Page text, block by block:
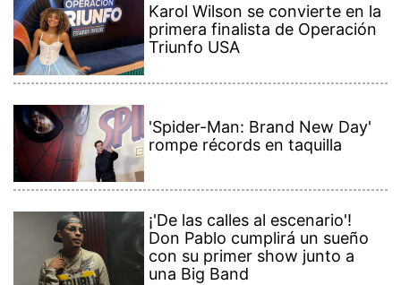
Karol Wilson se convierte en la
primera finalista de Operación
Triunfo USA
'Spider-Man: Brand New Day'
rompe récords en taquilla
¡'De las calles al escenario'!
Don Pablo cumplirá un sueño
con su primer show junto a
una Big Band